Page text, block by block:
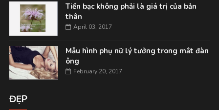
Tiền bạc không phải là giá trị của bản
thân
April 03, 2017
Mẫu hình phụ nữ lý tưởng trong mắt đàn
ông
February 20, 2017
ĐẸP